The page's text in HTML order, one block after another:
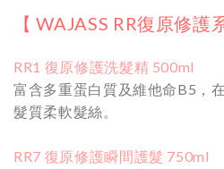
【 WAJASS RR復原修護
RR1 復原修護洗髮精 500ml
富含多重蛋白質及維他命B5，
髮質柔軟髮絲。
RR7 復原修護瞬間護髮 750ml